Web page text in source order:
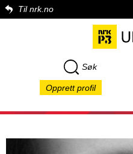
Til nrk.no
Søk
Opprett profil